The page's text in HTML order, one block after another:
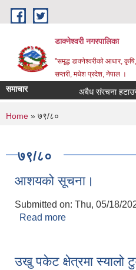
Skip to main content
डाक्नेश्वरी नगरपालिका
"समृद्ध डाक्नेश्वरीको आधार,
सप्तरी, मधेश प्रदेश, नेपाल ।
समाचार अबैध संरचना हटाउने
You are here
Home » ७९/८०
७९/८०
आशयको सूचना।
Submitted on: Thu, 05/18/
Read more
उखु पकेट क्षेत्रमा स्यालो